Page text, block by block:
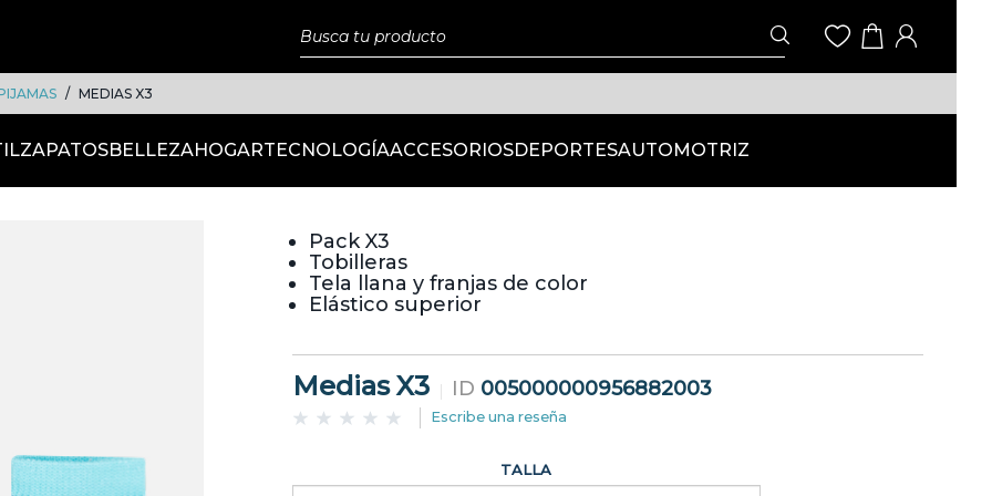
MEDIAS X3
ZAPATOSBELLEZAHOGARTECNOLOGÍAACCESORIOSDEPORTESAUTOMOTRIZ
Pack X3
Tobilleras
Tela llana y franjas de color
Elástico superior
Medias X3 ID 005000000956882003
Escribe una reseña
TALLA